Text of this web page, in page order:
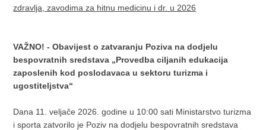
zdravlja, zavodima za hitnu medicinu i dr. u 2026
VAŽNO! - Obavijest o zatvaranju Poziva na dodjelu
bespovratnih sredstava „Provedba ciljanih edukacija
zaposlenih kod poslodavaca u sektoru turizma i
ugostiteljstva“
Dana 11. veljače 2026. godine u 10:00 sati Ministarstvo turizma
i sporta zatvorilo je Poziv na dodjelu bespovratnih sredstava